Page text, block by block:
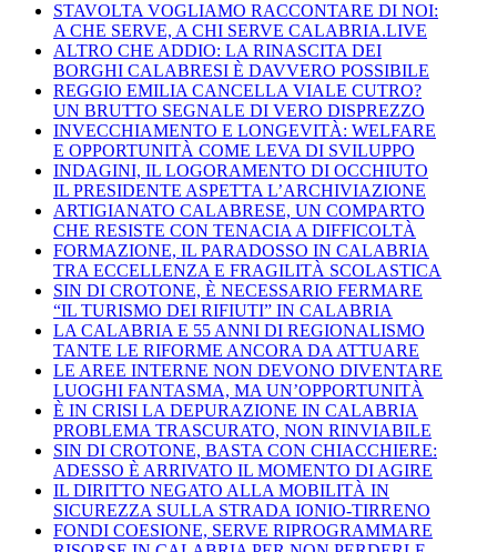
STAVOLTA VOGLIAMO RACCONTARE DI NOI:
A CHE SERVE, A CHI SERVE CALABRIA.LIVE
ALTRO CHE ADDIO: LA RINASCITA DEI
BORGHI CALABRESI È DAVVERO POSSIBILE
REGGIO EMILIA CANCELLA VIALE CUTRO?
UN BRUTTO SEGNALE DI VERO DISPREZZO
INVECCHIAMENTO E LONGEVITÀ: WELFARE
E OPPORTUNITÀ COME LEVA DI SVILUPPO
INDAGINI, IL LOGORAMENTO DI OCCHIUTO
IL PRESIDENTE ASPETTA L’ARCHIVIAZIONE
ARTIGIANATO CALABRESE, UN COMPARTO
CHE RESISTE CON TENACIA A DIFFICOLTÀ
FORMAZIONE, IL PARADOSSO IN CALABRIA
TRA ECCELLENZA E FRAGILITÀ SCOLASTICA
SIN DI CROTONE, È NECESSARIO FERMARE
“IL TURISMO DEI RIFIUTI” IN CALABRIA
LA CALABRIA E 55 ANNI DI REGIONALISMO
TANTE LE RIFORME ANCORA DA ATTUARE
LE AREE INTERNE NON DEVONO DIVENTARE
LUOGHI FANTASMA, MA UN’OPPORTUNITÀ
È IN CRISI LA DEPURAZIONE IN CALABRIA
PROBLEMA TRASCURATO, NON RINVIABILE
SIN DI CROTONE, BASTA CON CHIACCHIERE:
ADESSO È ARRIVATO IL MOMENTO DI AGIRE
IL DIRITTO NEGATO ALLA MOBILITÀ IN
SICUREZZA SULLA STRADA IONIO-TIRRENO
FONDI COESIONE, SERVE RIPROGRAMMARE